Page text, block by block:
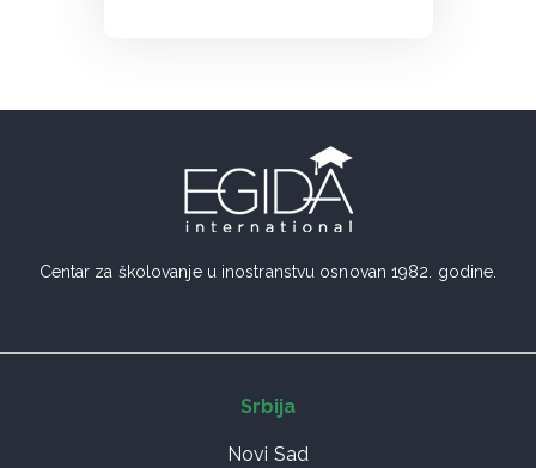
Centar za školovanje u inostranstvu osnovan 1982. godine.
Srbija
Novi Sad